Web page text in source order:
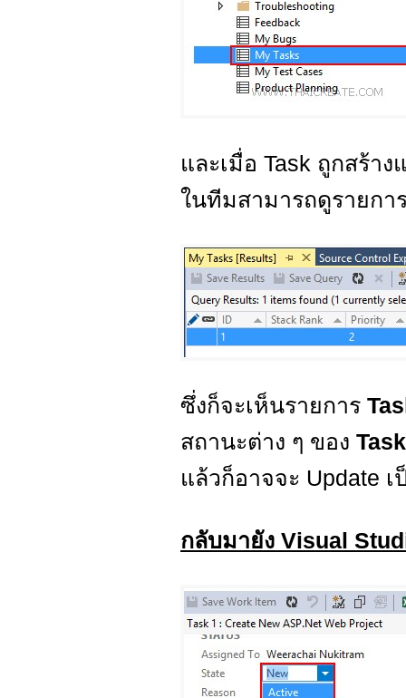
และเมื่อ Task ถูกสร้าง
ในทีมสามารถดูรายกา
ซึ่งก็จะเห็นรายการ
สถานะต่าง ๆ ของ
แล้วก็อาจจะ Update
กลับมายัง Visual